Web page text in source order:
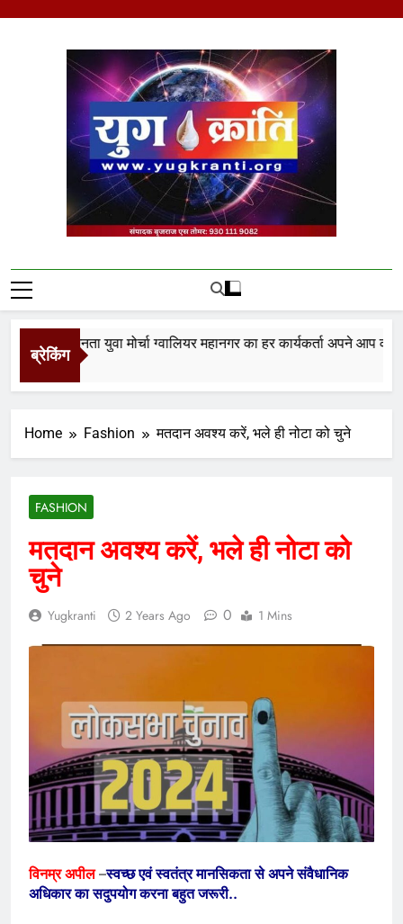
Yug Kranti | Trusted
News Portal
ब्रेकिंग
जनता युवा मोर्चा ग्वालियर महानगर का हर कार्यकर्ता अपने आप को जिला
Home Fashion मतदान अवश्य करें, भले ही नोटा को चुने
FASHION
मतदान अवश्य करें, भले ही नोटा को
चुने
Yugkranti 2 Years Ago 0 1 Mins
विनम्र अपील–स्वच्छ एवं स्वतंत्र मानसिकता से अपने संवैधानिक
अधिकार का सदुपयोग करना बहुत जरूरी..